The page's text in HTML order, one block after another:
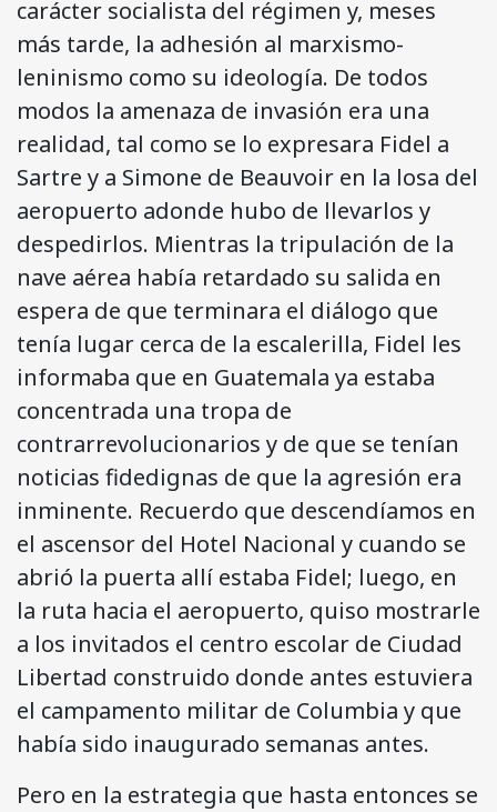
carácter socialista del régimen y, meses
más tarde, la adhesión al marxismo-
leninismo como su ideología. De todos
modos la amenaza de invasión era una
realidad, tal como se lo expresara Fidel a
Sartre y a Simone de Beauvoir en la losa del
aeropuerto adonde hubo de llevarlos y
despedirlos. Mientras la tripulación de la
nave aérea había retardado su salida en
espera de que terminara el diálogo que
tenía lugar cerca de la escalerilla, Fidel les
informaba que en Guatemala ya estaba
concentrada una tropa de
contrarrevolucionarios y de que se tenían
noticias fidedignas de que la agresión era
inminente. Recuerdo que descendíamos en
el ascensor del Hotel Nacional y cuando se
abrió la puerta allí estaba Fidel; luego, en
la ruta hacia el aeropuerto, quiso mostrarle
a los invitados el centro escolar de Ciudad
Libertad construido donde antes estuviera
el campamento militar de Columbia y que
había sido inaugurado semanas antes.
Pero en la estrategia que hasta entonces se